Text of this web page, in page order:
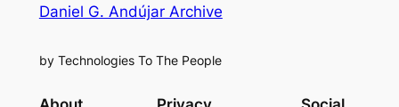
Daniel G. Andújar Archive
by Technologies To The People